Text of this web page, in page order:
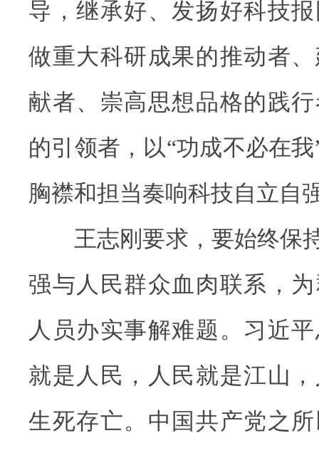
导，继承好、发扬好科技
做重大科研成果的推动者
献者、崇高思想品格的践
的引领者，以“功成不必在
胸襟和担当奏响科技自立自
王志刚要求，要始终保持
强与人民群众血肉联系，
人员办实事解难题。习近
就是人民，人民就是江山
生死存亡。中国共产党之